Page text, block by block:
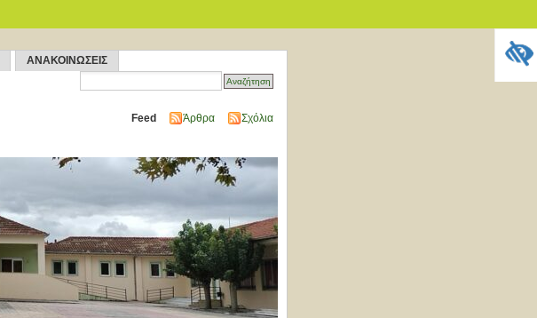
ΑΝΑΚΟΙΝΩΣΕΙΣ
Feed Άρθρα Σχόλια